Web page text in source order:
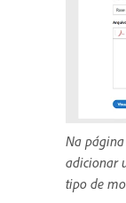
Na
adicionar
tipo de